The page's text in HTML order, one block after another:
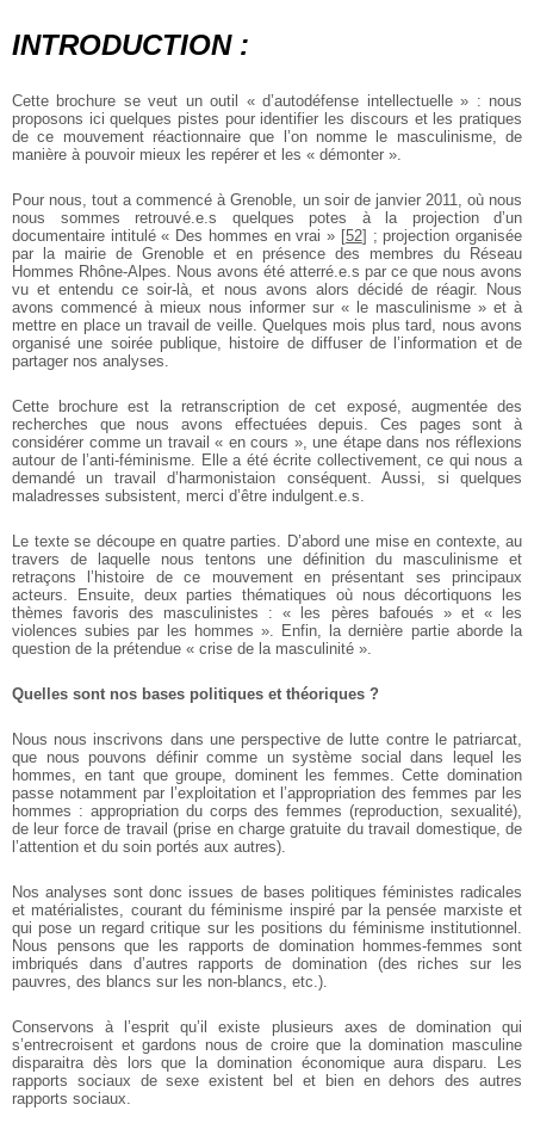
INTRODUCTION :
Cette brochure se veut un outil « d’autodéfense intellectuelle » : nous
proposons ici quelques pistes pour identifier les discours et les pratiques
de ce mouvement réactionnaire que l’on nomme le masculinisme, de
manière à pouvoir mieux les repérer et les « démonter ».
Pour nous, tout a commencé à Grenoble, un soir de janvier 2011, où nous
nous sommes retrouvé.e.s quelques potes à la projection d’un
documentaire intitulé « Des hommes en vrai » [52] ; projection organisée
par la mairie de Grenoble et en présence des membres du Réseau
Hommes Rhône-Alpes. Nous avons été atterré.e.s par ce que nous avons
vu et entendu ce soir-là, et nous avons alors décidé de réagir. Nous
avons commencé à mieux nous informer sur « le masculinisme » et à
mettre en place un travail de veille. Quelques mois plus tard, nous avons
organisé une soirée publique, histoire de diffuser de l’information et de
partager nos analyses.
Cette brochure est la retranscription de cet exposé, augmentée des
recherches que nous avons effectuées depuis. Ces pages sont à
considérer comme un travail « en cours », une étape dans nos réflexions
autour de l’anti-féminisme. Elle a été écrite collectivement, ce qui nous a
demandé un travail d’harmonistaion conséquent. Aussi, si quelques
maladresses subsistent, merci d’être indulgent.e.s.
Le texte se découpe en quatre parties. D’abord une mise en contexte, au
travers de laquelle nous tentons une définition du masculinisme et
retraçons l’histoire de ce mouvement en présentant ses principaux
acteurs. Ensuite, deux parties thématiques où nous décortiquons les
thèmes favoris des masculinistes : « les pères bafoués » et « les
violences subies par les hommes ». Enfin, la dernière partie aborde la
question de la prétendue « crise de la masculinité ».
Quelles sont nos bases politiques et théoriques ?
Nous nous inscrivons dans une perspective de lutte contre le patriarcat,
que nous pouvons définir comme un système social dans lequel les
hommes, en tant que groupe, dominent les femmes. Cette domination
passe notamment par l’exploitation et l’appropriation des femmes par les
hommes : appropriation du corps des femmes (reproduction, sexualité),
de leur force de travail (prise en charge gratuite du travail domestique, de
l’attention et du soin portés aux autres).
Nos analyses sont donc issues de bases politiques féministes radicales
et matérialistes, courant du féminisme inspiré par la pensée marxiste et
qui pose un regard critique sur les positions du féminisme institutionnel.
Nous pensons que les rapports de domination hommes-femmes sont
imbriqués dans d’autres rapports de domination (des riches sur les
pauvres, des blancs sur les non-blancs, etc.).
Conservons à l’esprit qu’il existe plusieurs axes de domination qui
s’entrecroisent et gardons nous de croire que la domination masculine
disparaitra dès lors que la domination économique aura disparu. Les
rapports sociaux de sexe existent bel et bien en dehors des autres
rapports sociaux.